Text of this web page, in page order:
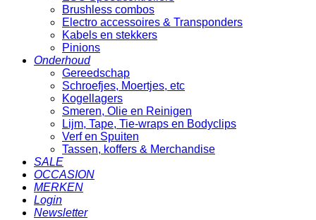
Brushless combos
Electro accessoires & Transponders
Kabels en stekkers
Pinions
Onderhoud
Gereedschap
Schroefjes, Moertjes, etc
Kogellagers
Smeren, Olie en Reinigen
Lijm, Tape, Tie-wraps en Bodyclips
Verf en Spuiten
Tassen, koffers & Merchandise
SALE
OCCASION
MERKEN
Login
Newsletter